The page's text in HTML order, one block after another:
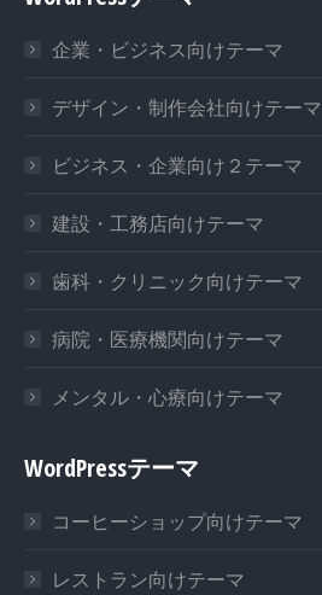
new
window
new
window
new
window
企業・ビジネス向けテーマ
デザイン・制作会社向けテーマ
ビジネス・企業向け２テーマ
建設・工務店向けテーマ
歯科・クリニック向けテーマ
病院・医療機関向けテーマ
メンタル・心療向けテーマ
WordPressテーマ
コーヒーショップ向けテーマ
レストラン向けテーマ